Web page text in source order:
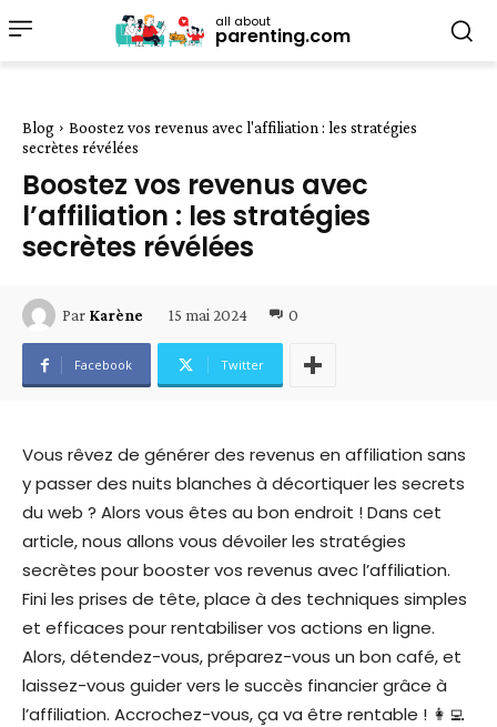
all about
parenting.com
Blog
Boostez vos revenus avec l'affiliation : les stratégies
secrètes révélées
Boostez vos revenus avec
l’affiliation : les stratégies
secrètes révélées
Par Karène 15 mai 2024 0
Facebook Twitter
Vous rêvez de générer des revenus en affiliation sans
y passer des nuits blanches à décortiquer les secrets
du web ? Alors vous êtes au bon endroit ! Dans cet
article, nous allons vous dévoiler les stratégies
secrètes pour booster vos revenus avec l’affiliation.
Fini les prises de tête, place à des techniques simples
et efficaces pour rentabiliser vos actions en ligne.
Alors, détendez-vous, préparez-vous un bon café, et
laissez-vous guider vers le succès financier grâce à
l’affiliation. Accrochez-vous, ça va être rentable ! 👩‍💻